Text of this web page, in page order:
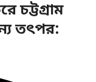
চট্টগ্রাম
তৎপর: